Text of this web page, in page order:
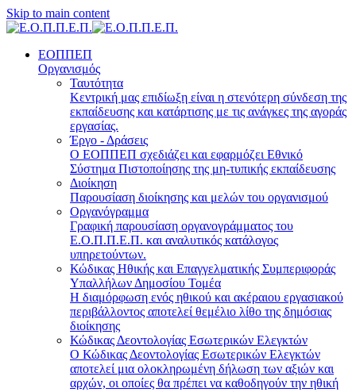
Skip to main content
ΕΟΠΠΕΠ
Οργανισμός
Ταυτότητα
Κεντρική μας επιδίωξη είναι η στενότερη σύνδεση της
εκπαίδευσης και κατάρτισης με τις ανάγκες της αγοράς
εργασίας.
Έργο - Δράσεις
Ο ΕΟΠΠΕΠ σχεδιάζει και εφαρμόζει Eθνικό
Σύστημα Πιστοποίησης της μη-τυπικής εκπαίδευσης
Διοίκηση
Παρουσίαση διοίκησης και μελών του οργανισμού
Οργανόγραμμα
Γραφική παρουσίαση οργανογράμματος του
Ε.Ο.Π.Π.Ε.Π. και αναλυτικός κατάλογος
υπηρετούντων.
Κώδικας Ηθικής και Επαγγελματικής Συμπεριφοράς
Υπαλλήλων Δημοσίου Τομέα
Η διαμόρφωση ενός ηθικού και ακέραιου εργασιακού
περιβάλλοντος αποτελεί θεμέλιο λίθο της δημόσιας
διοίκησης
Κώδικας Δεοντολογίας Εσωτερικών Ελεγκτών
Ο Κώδικας Δεοντολογίας Εσωτερικών Ελεγκτών
αποτελεί μια ολοκληρωμένη δήλωση των αξιών και
αρχών, οι οποίες θα πρέπει να καθοδηγούν την ηθική